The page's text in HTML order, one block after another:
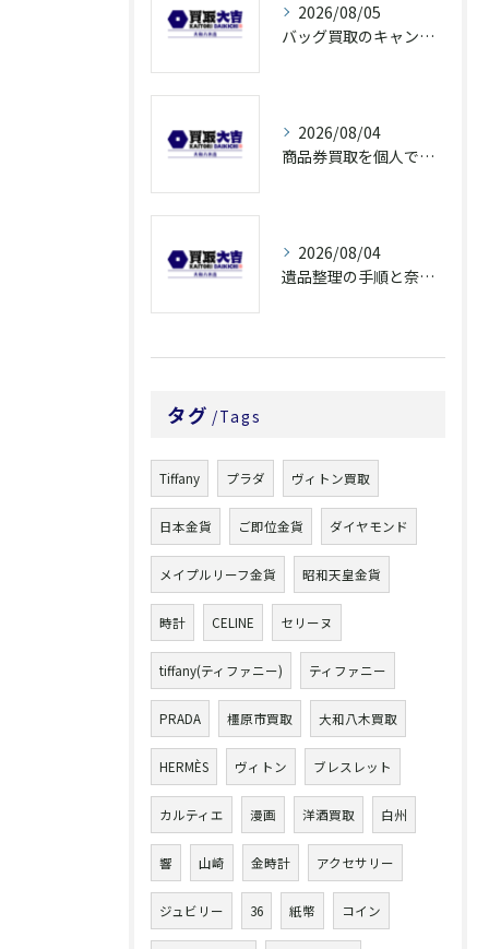
2026/08/05
バッグ買取のキャンペーンで奈良県橿原市でお得に売るための条件と注意点徹底ガイド
2026/08/04
商品券買取を個人で利用する際の奈良県橿原市で知っておきたい高換金ポイント
2026/08/04
遺品整理の手順と奈良県橿原市で無駄なく片付ける方法とごみ処分ポイント
タグ Tags
Tiffany プラダ ヴィトン買取
日本金貨 ご即位金貨 ダイヤモンド
メイプルリーフ金貨 昭和天皇金貨
時計 CELINE セリーヌ
tiffany(ティファニー) ティファニー
PRADA 橿原市買取 大和八木買取
HERMÈS ヴィトン ブレスレット
カルティエ 漫画 洋酒買取 白州
響 山崎 金時計 アクセサリー
ジュビリー 36 紙幣 コイン